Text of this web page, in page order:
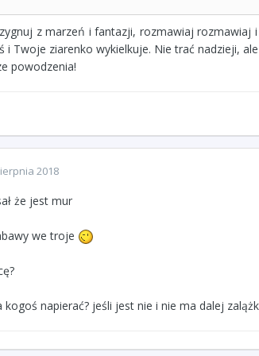
z marzeń i fantazji, rozmawiaj rozmawiaj
i Twoje ziarenko wykielkuje. Nie trać nadzieji,
powodzenia!
2018
że jest mur
we troje
kogoś napierać? jeśli jest nie i nie ma dalej